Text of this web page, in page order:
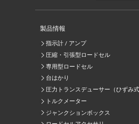
製品情報
指示計 / アンプ
圧縮・引張型ロードセル
専用型ロードセル
台はかり
圧力トランスデューサー（ひずみ式
トルクメーター
ジャンクションボックス